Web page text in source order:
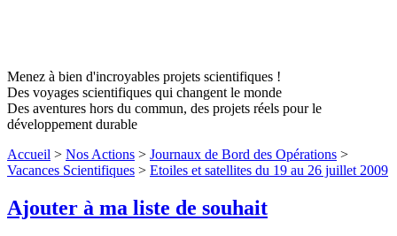
Menez à bien d'incroyables projets scientifiques !
Des voyages scientifiques qui changent le monde
Des aventures hors du commun, des projets réels pour le
développement durable
Accueil > Nos Actions > Journaux de Bord des Opérations >
Vacances Scientifiques > Etoiles et satellites du 19 au 26 juillet 2009
Ajouter à ma liste de souhait